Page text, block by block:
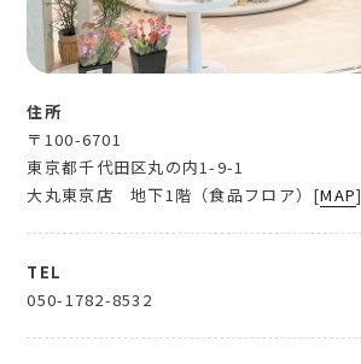
住所
〒100-6701
東京都千代田区丸の内1-9-1
大丸東京店 地下1階（食品フロア）[MAP]
TEL
050-1782-8532